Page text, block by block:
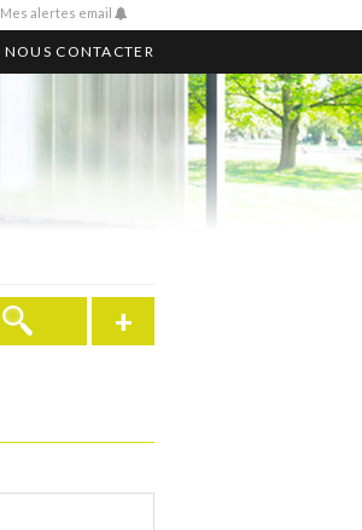
Mes alertes email
NOUS CONTACTER
+